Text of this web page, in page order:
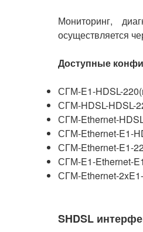
Мониторинг,
осуществляется
Доступные
СГМ-E1-HDSL-
СГМ-HDSL-HDSL-
СГМ-Ethernet-
СГМ-Ethernet-E1-
СГМ-Ethernet-E1-
СГМ-E1-Ethernet-
СГМ-Ethernet-
SHDSL